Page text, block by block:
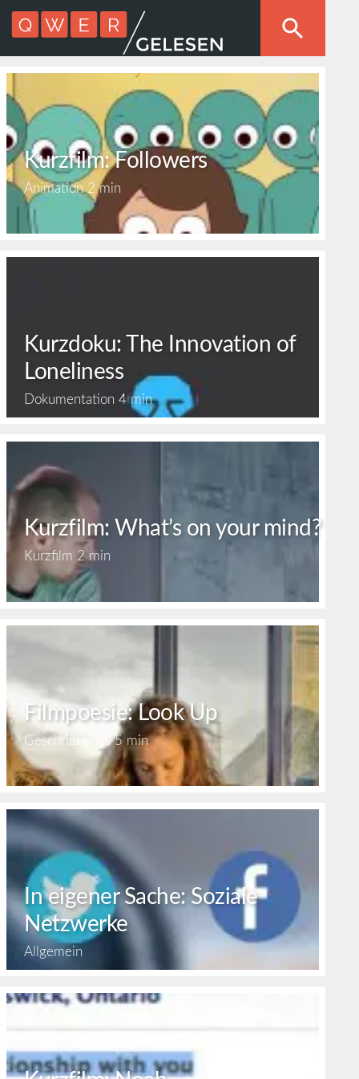
Kurzfilm: Followers
Animation2 min
Kurzdoku: The Innovation of
Loneliness
Dokumentation 4 min
Kurzfilm: What’s on your mind?
Kurzfilm 2 min
Filmpoesie: Look Up
Geschriebenes5 min
In eigener Sache: Soziale
Netzwerke
Allgemein